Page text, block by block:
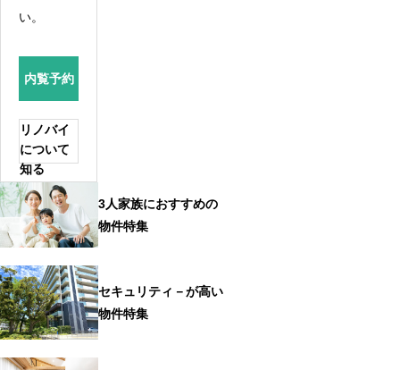
い。
内覧予約
リノバイ
について
知る
3人家族におすすめの
物件特集
セキュリティ－が高い
物件特集